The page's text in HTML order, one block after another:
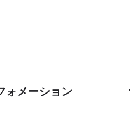
ォメーション